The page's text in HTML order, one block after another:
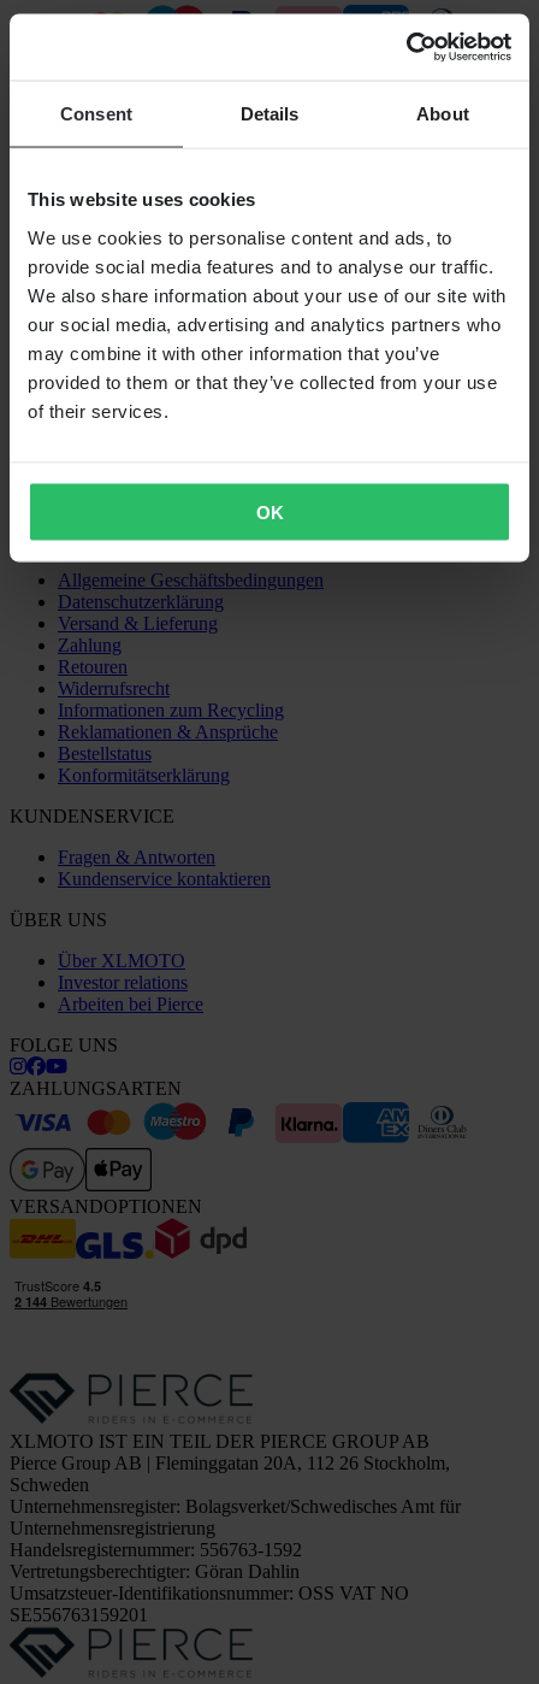
Consent Details About
This website uses cookies
We use cookies to personalise content and ads, to
provide social media features and to analyse our traffic.
We also share information about your use of our site with
our social media, advertising and analytics partners who
may combine it with other information that you’ve
provided to them or that they’ve collected from your use
of their services.
OK
VERSANDOPTIONEN
XLMOTO IST EIN TEIL DER PIERCE GROUP AB
Pierce Group AB | Fleminggatan 20A, 112 26 Stockholm,
Schweden
Unternehmensregister: Bolagsverket/Schwedisches Amt für
SHOPPING
Allgemeine Geschäftsbedingungen
Datenschutzerklärung
Versand & Lieferung
Zahlung
Retouren
Widerrufsrecht
Informationen zum Recycling
Reklamationen & Ansprüche
Bestellstatus
Konformitätserklärung
KUNDENSERVICE
Fragen & Antworten
Kundenservice kontaktieren
ÜBER UNS
Über XLMOTO
Investor relations
Arbeiten bei Pierce
FOLGE UNS
ZAHLUNGSARTEN
VERSANDOPTIONEN
XLMOTO IST EIN TEIL DER PIERCE GROUP AB
Pierce Group AB | Fleminggatan 20A, 112 26 Stockholm,
Schweden
Unternehmensregister: Bolagsverket/Schwedisches Amt für
Unternehmensregistrierung
Handelsregisternummer: 556763-1592
Vertretungsberechtigter: Göran Dahlin
Umsatzsteuer-Identifikationsnummer: OSS VAT NO
SE556763159201